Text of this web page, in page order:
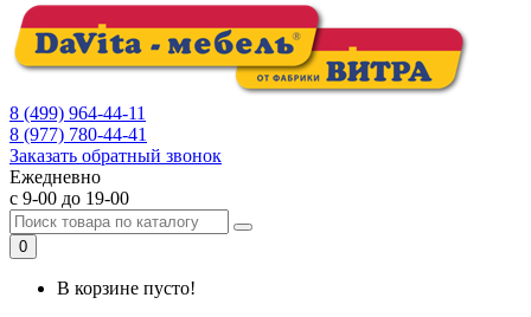
8 (499) 964-44-11
8 (977) 780-44-41
Заказать обратный звонок
Ежедневно
с 9-00 до 19-00
0
В корзине пусто!